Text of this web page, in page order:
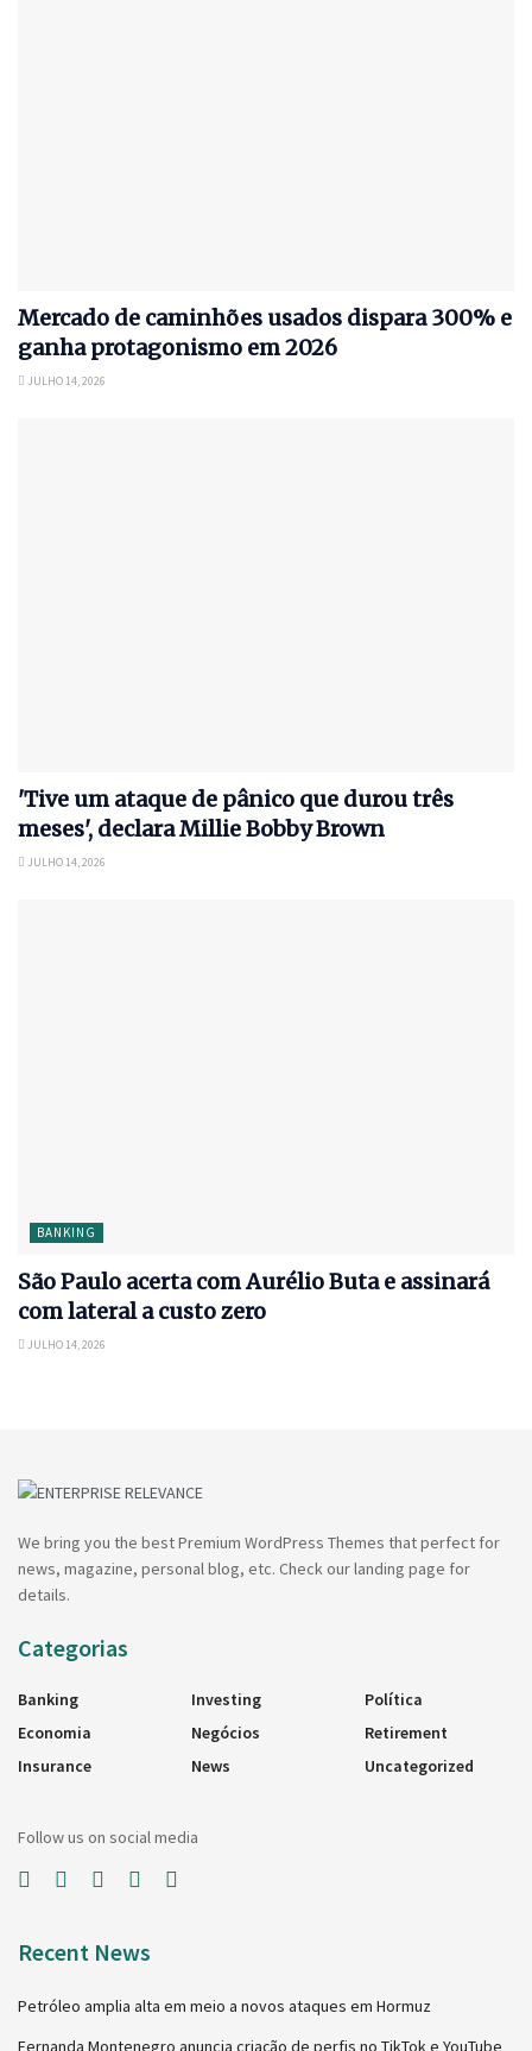
Mercado de caminhões usados dispara 300% e
ganha protagonismo em 2026
JULHO 14, 2026
'Tive um ataque de pânico que durou três
meses', declara Millie Bobby Brown
JULHO 14, 2026
BANKING
São Paulo acerta com Aurélio Buta e assinará
com lateral a custo zero
JULHO 14, 2026
We bring you the best Premium WordPress Themes that perfect for
news, magazine, personal blog, etc. Check our landing page for
details.
Categorias
Banking
Economia
Insurance
Investing
Negócios
News
Política
Retirement
Uncategorized
Follow us on social media
Recent News
Petróleo amplia alta em meio a novos ataques em Hormuz
Fernanda Montenegro anuncia criação de perfis no TikTok e YouTube